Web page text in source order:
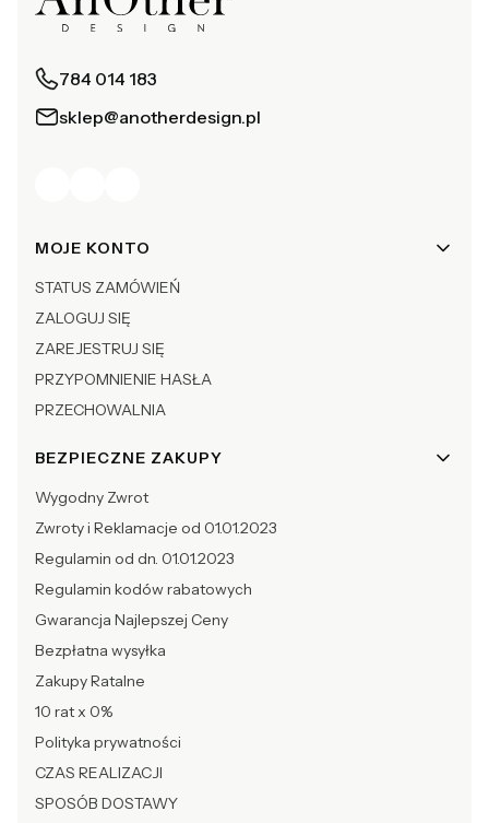
784 014 183
sklep@anotherdesign.pl
Linki w stopce
MOJE KONTO
STATUS ZAMÓWIEŃ
ZALOGUJ SIĘ
ZAREJESTRUJ SIĘ
PRZYPOMNIENIE HASŁA
PRZECHOWALNIA
BEZPIECZNE ZAKUPY
Wygodny Zwrot
Zwroty i Reklamacje od 01.01.2023
Regulamin od dn. 01.01.2023
Regulamin kodów rabatowych
Gwarancja Najlepszej Ceny
Bezpłatna wysyłka
Zakupy Ratalne
10 rat x 0%
Polityka prywatności
CZAS REALIZACJI
SPOSÓB DOSTAWY